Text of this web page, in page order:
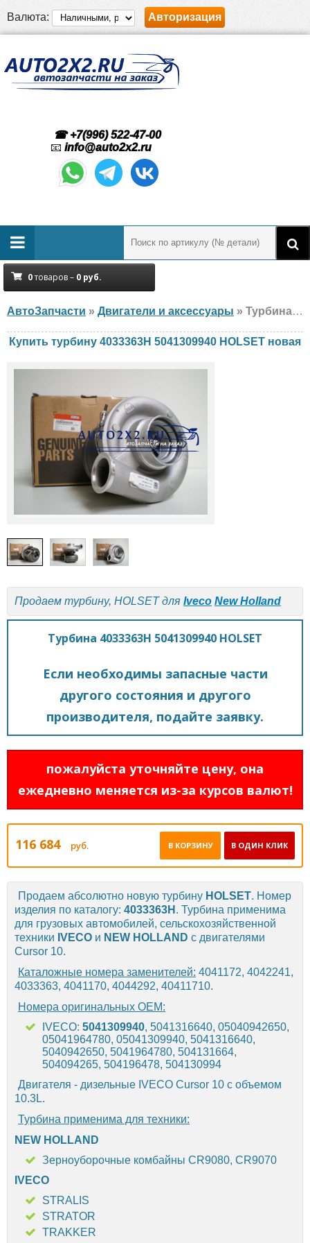
Валюта: Авторизация
☎ +7(996) 522-47-00
📧 info@auto2x2.ru
0товаров – 0 руб.
АвтоЗапчасти » Двигатели и аксессуары » Турбина HOLSET 4033363H 5041309940 Iveco, New Holland, новая
Купить турбину 4033363H 5041309940 HOLSET новая
Продаем турбину, HOLSET для Iveco New Holland
Турбина 4033363H 5041309940 HOLSET
Если необходимы запасные части
другого состояния и другого
производителя, подайте заявку.
пожалуйста уточняйте цену, она
ежедневно меняется из-за курсов валют!
116 684 руб. В ОДИН КЛИК
В КОРЗИНУ
Продаем абсолютно новую турбину HOLSET. Номер
изделия по каталогу: 4033363H . Турбина применима
для грузовых автомобилей, сельскохозяйственной
техники IVECO и NEW HOLLAND с двигателями
Cursor 10.
Каталожные номера заменителей: 4041172, 4042241,
4033363, 4041170, 4044292, 40411710.
Номера оригинальных OEM:
IVECO: 5041309940, 5041316640, 05040942650,
05041964780, 05041309940, 5041316640,
5040942650, 5041964780, 504131664,
504094265, 504196478, 504130994
Двигателя - дизельные IVECO Cursor 10 с объемом
10.3L.
Турбина применима для техники:
NEW HOLLAND
Зерноуборочные комбайны CR9080, CR9070
IVECO
STRALIS
STRATOR
TRAKKER